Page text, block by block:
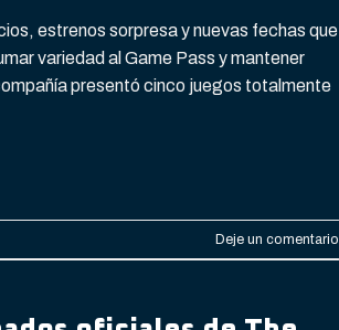
estrenos sorpresa y nuevas fechas que
variedad al Game Pass y mantener
presentó cinco juegos totalmente
Deje un comentario